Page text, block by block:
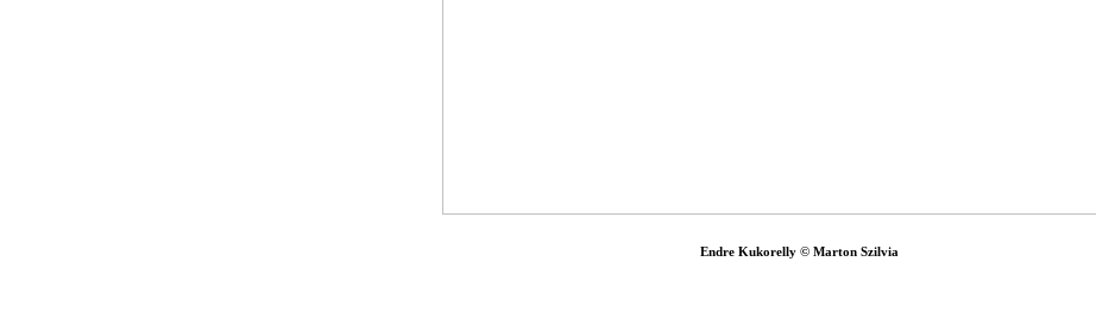
Endre Kukorelly © Marton Szilvia